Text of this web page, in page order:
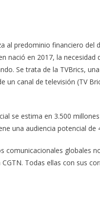
al predominio financiero del
nació en 2017, la necesidad
Se trata de la TVBrics,
canal de televisión (TV
se estima en 3.500
una audiencia potencial de
globales
Todas ellas con sus